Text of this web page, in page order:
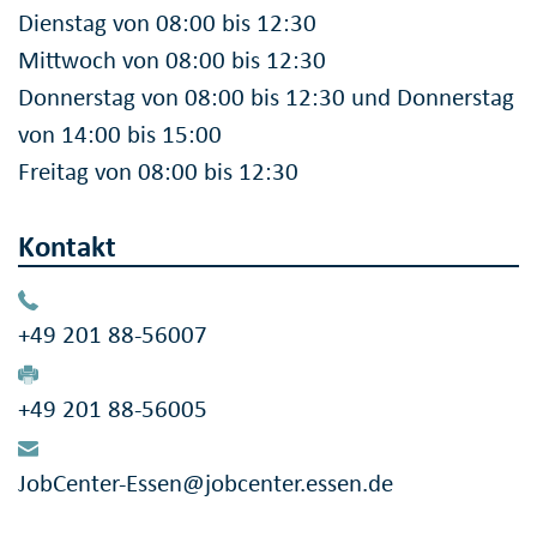
Dienstag von 08:00 bis 12:30
Mittwoch von 08:00 bis 12:30
Donnerstag von 08:00 bis 12:30 und Donnerstag
von 14:00 bis 15:00
Freitag von 08:00 bis 12:30
Kontakt
+49 201 88-56007
+49 201 88-56005
JobCenter-Essen@jobcenter.essen.de